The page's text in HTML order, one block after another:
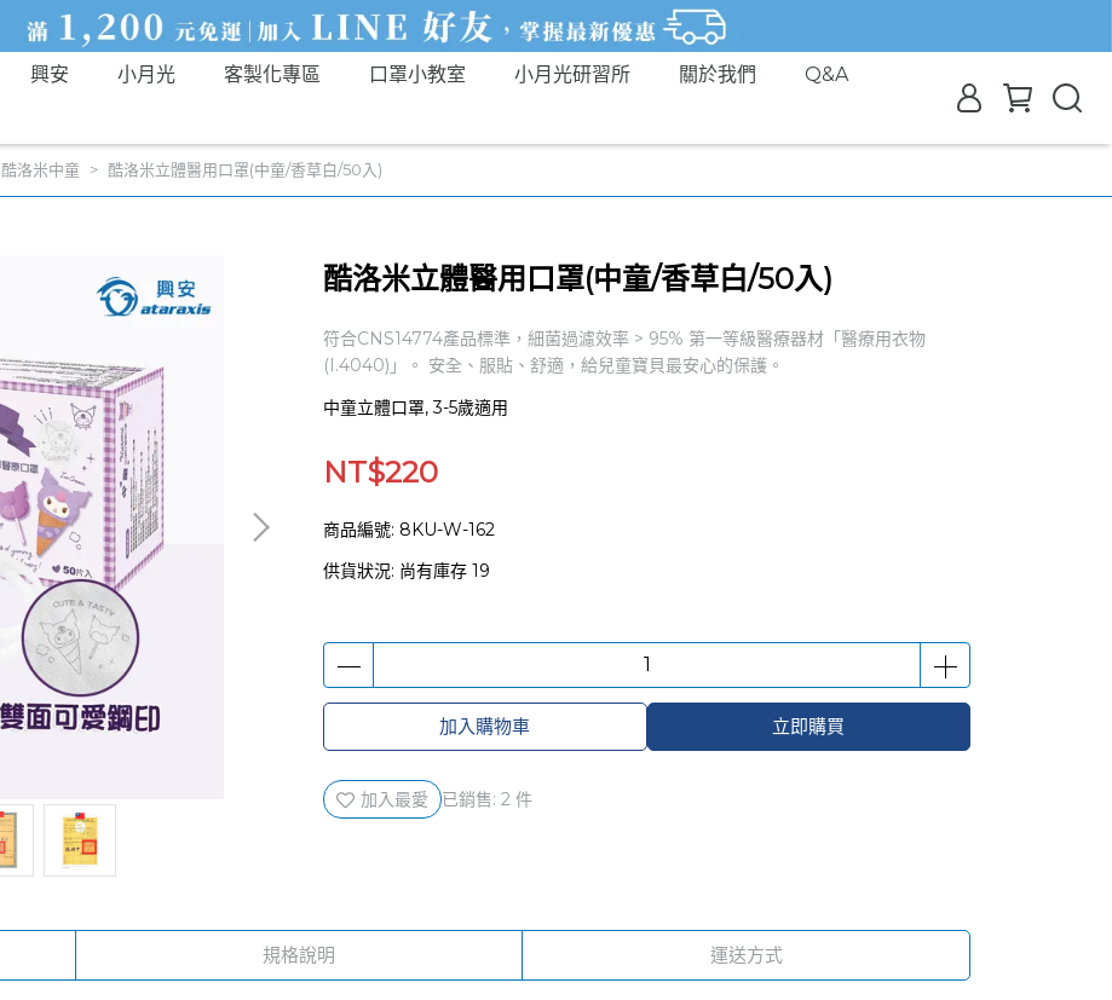
興安 小月光 客製化專區 口罩小教室 小月光研習所 關於我們
Q&A
酷洛米中童 酷洛米立體醫用口罩(中童/香草白/50入)
酷洛米立體醫用口罩(中童/香草白/50入)
符合CNS14774產品標準，細菌過濾效率 > 95% 第一等級醫療器材「醫療用衣物
(I.4040)」。 安全、服貼、舒適，給兒童寶貝最安心的保護。
中童立體口罩, 3-5歲適用
NT$220
商品編號: 8KU-W-162
供貨狀況: 尚有庫存 19
加入購物車 立即購買
加入最愛 已銷售: 2 件
規格說明 運送方式